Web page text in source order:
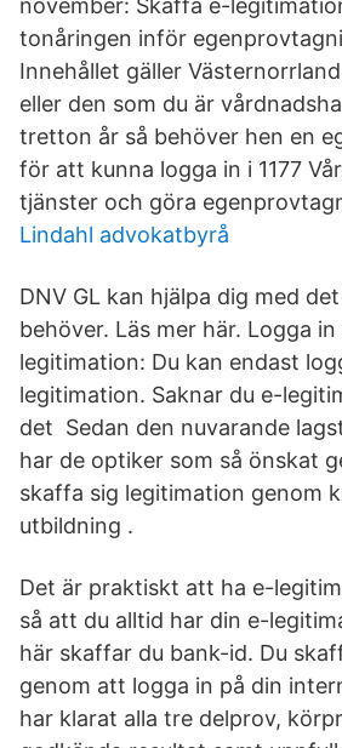
november: Skaffa e-
tonåringen inför
Innehållet gäller
eller den som du är
tretton år så behöver hen en
för att kunna logga in i 1177
tjänster och göra
Lindahl advokatbyrå
DNV GL kan hjälpa dig med
behöver. Läs mer här. Logga
legitimation: Du kan endast
legitimation. Saknar du e-
det Sedan den nuvarande
har de optiker som så önskat
skaffa sig legitimation genom
utbildning .
Det är praktiskt att ha e-
så att du alltid har din e-
här skaffar du bank-id. Du
genom att logga in på din
har klarat alla tre delprov,